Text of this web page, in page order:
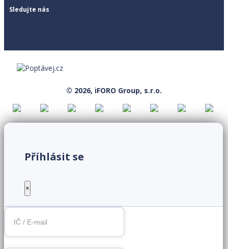
Sledujte nás
© 2026, iFORO Group, s.r.o.
Příhlásit se
×